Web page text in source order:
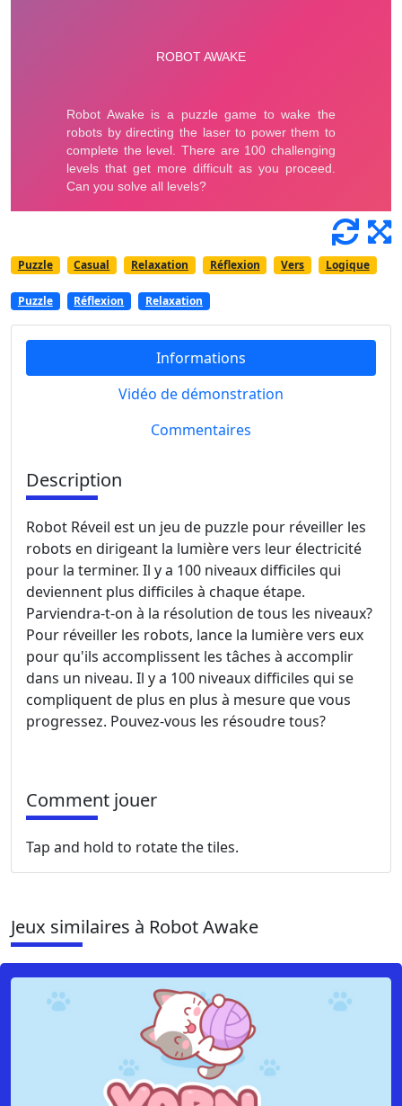
Puzzle Casual Relaxation Réflexion Vers Logique
Puzzle Réflexion Relaxation
Informations
Vidéo de démonstration
Commentaires
Description
Robot Réveil est un jeu de puzzle pour réveiller les
robots en dirigeant la lumière vers leur électricité
pour la terminer. Il y a 100 niveaux difficiles qui
deviennent plus difficiles à chaque étape.
Parviendra-t-on à la résolution de tous les niveaux?
Pour réveiller les robots, lance la lumière vers eux
pour qu'ils accomplissent les tâches à accomplir
dans un niveau. Il y a 100 niveaux difficiles qui se
compliquent de plus en plus à mesure que vous
progressez. Pouvez-vous les résoudre tous?
Comment jouer
Tap and hold to rotate the tiles.
Jeux similaires à Robot Awake